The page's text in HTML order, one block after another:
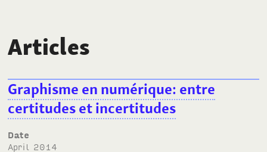
Articles
Graphisme en numérique: entre
certitudes et incertitudes
Date
April 2014